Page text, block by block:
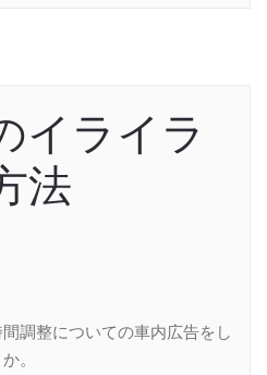
イライラ
法
調整についての車内広告をし
。